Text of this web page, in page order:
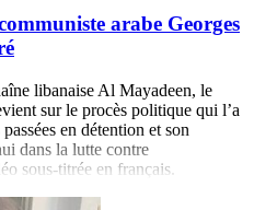
arabe Georges
libanaise Al Mayadeen, le
sur le procès politique qui l’a
en détention et son
dans la lutte contre
sous-titrée en français.